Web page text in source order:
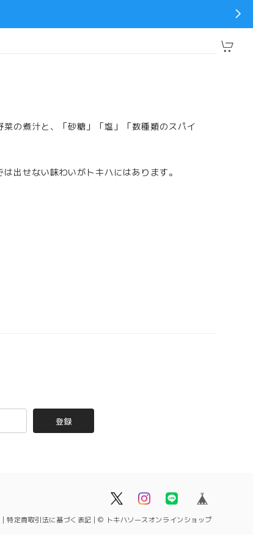
の煮汁と、「砂糖」「塩」「数種類のスパイ
出せない味わいがトキハにはあります。
登録
|特定商取引法に基づく表記 |© トキハソースオンラインショップ